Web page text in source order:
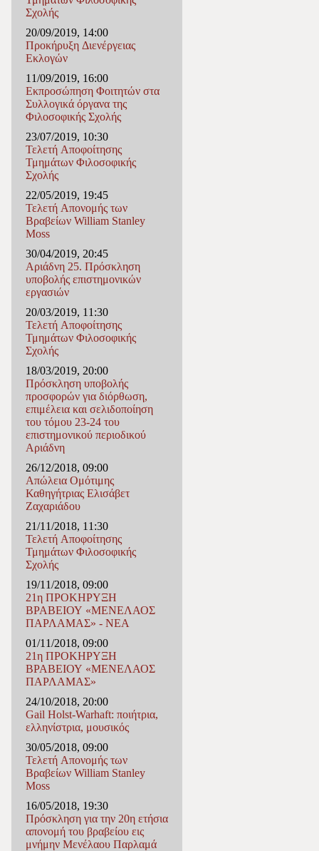
Σχολής
20/09/2019, 14:00
Προκήρυξη Διενέργειας
Εκλογών
11/09/2019, 16:00
Εκπροσώπηση Φοιτητών στα
Συλλογικά όργανα της
Φιλοσοφικής Σχολής
23/07/2019, 10:30
Τελετή Αποφοίτησης
Τμημάτων Φιλοσοφικής
Σχολής
22/05/2019, 19:45
Τελετή Απονομής των
Βραβείων William Stanley
Moss
30/04/2019, 20:45
Αριάδνη 25. Πρόσκληση
υποβολής επιστημονικών
εργασιών
20/03/2019, 11:30
Τελετή Αποφοίτησης
Τμημάτων Φιλοσοφικής
Σχολής
18/03/2019, 20:00
Πρόσκληση υποβολής
προσφορών για διόρθωση,
επιμέλεια και σελιδοποίηση
του τόμου 23-24 του
επιστημονικού περιοδικού
Αριάδνη
26/12/2018, 09:00
Απώλεια Ομότιμης
Καθηγήτριας Ελισάβετ
Ζαχαριάδου
21/11/2018, 11:30
Τελετή Αποφοίτησης
Τμημάτων Φιλοσοφικής
Σχολής
19/11/2018, 09:00
21η ΠΡΟΚΗΡΥΞΗ
ΒΡΑΒΕΙΟΥ «ΜΕΝΕΛΑΟΣ
ΠΑΡΛΑΜΑΣ» - ΝΕΑ
01/11/2018, 09:00
21η ΠΡΟΚΗΡΥΞΗ
ΒΡΑΒΕΙΟΥ «ΜΕΝΕΛΑΟΣ
ΠΑΡΛΑΜΑΣ»
24/10/2018, 20:00
Gail Holst-Warhaft: ποιήτρια,
ελληνίστρια, μουσικός
30/05/2018, 09:00
Τελετή Απονομής των
Βραβείων William Stanley
Moss
16/05/2018, 19:30
Πρόσκληση για την 20η ετήσια
απονομή του βραβείου εις
μνήμην Μενέλαου Παρλαμά